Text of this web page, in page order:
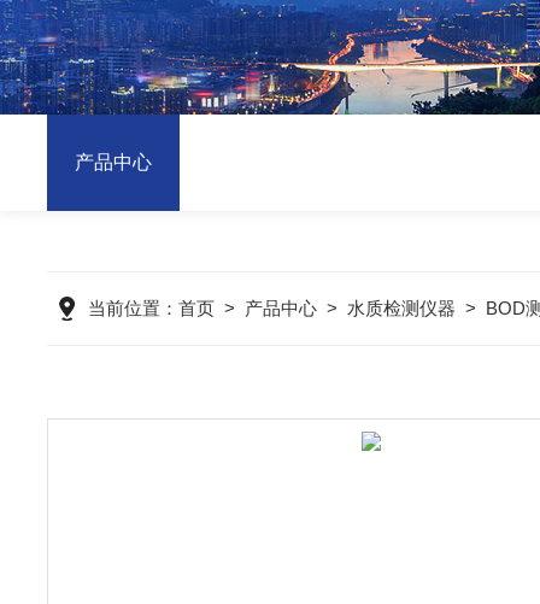
产品中心
当前位置： 首页 > 产品中心 > 水质检测仪器 > BOD